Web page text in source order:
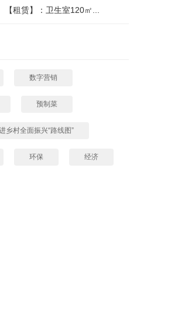
【租赁】：卫生室120㎡...
数字营销
预制菜
乡村全面振兴“路线图”
环保 经济